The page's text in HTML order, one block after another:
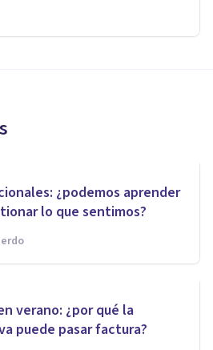
¿podemos aprender
lo que sentimos?
verano: ¿por qué la
puede pasar factura?